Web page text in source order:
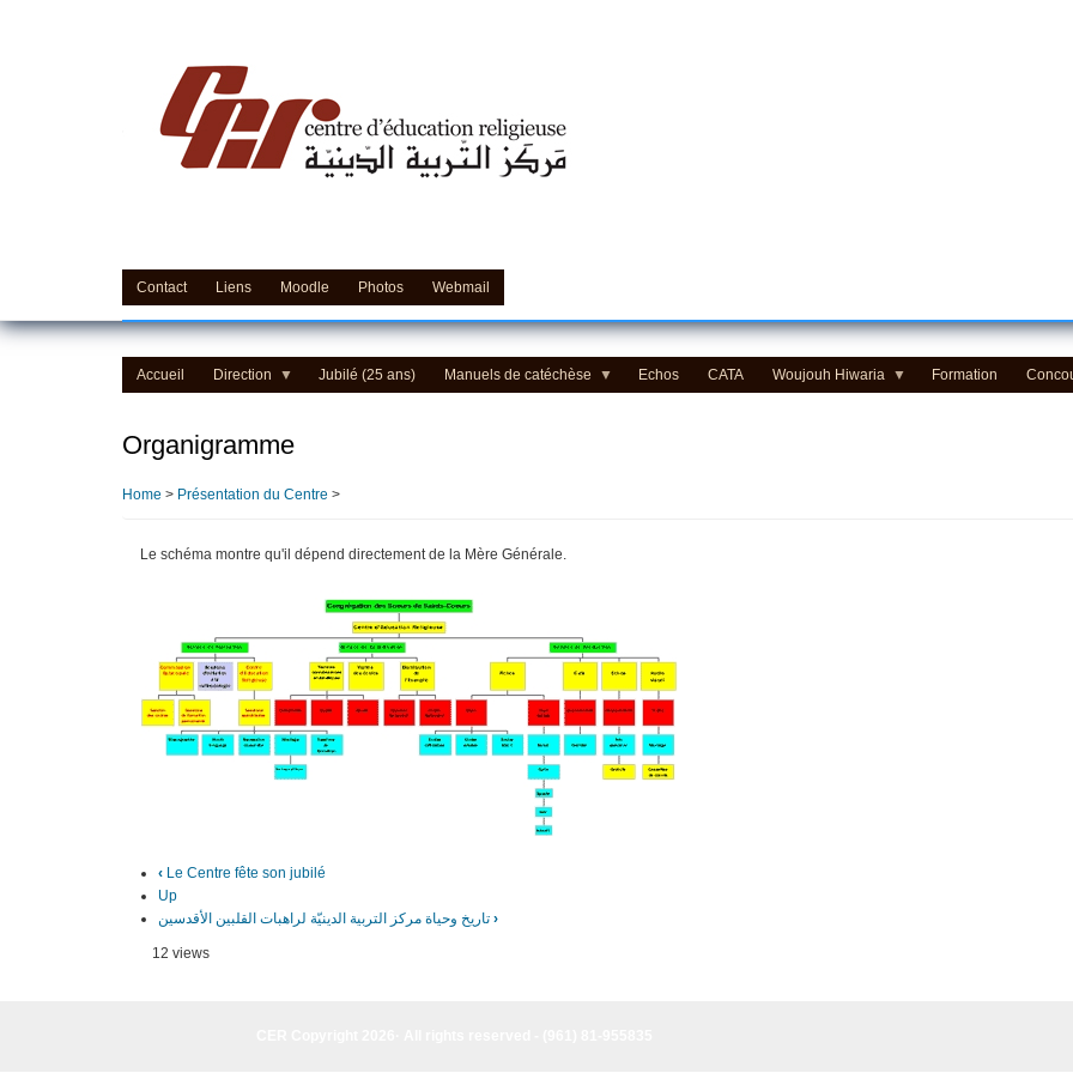
Contact Liens Moodle Photos Webmail
Accueil Direction Jubilé (25 ans) Manuels de catéchèse Echos CATA Woujouh Hiwaria Formation
Organigramme
Home > Présentation du Centre >
Le schéma montre qu'il dépend directement de la Mère Générale.
‹ Le Centre fête son jubilé
Up
›
12 views